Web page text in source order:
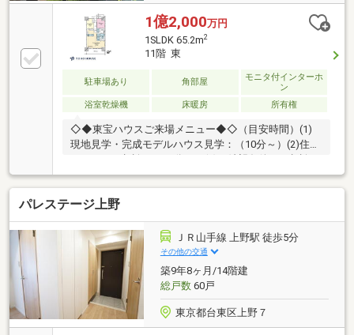
1億2,000万円
1SLDK 65.2m2
11階 東
駐車場あり 角部屋
モニタ付インターホ
ン
浴室乾燥機
床暖房 所有権
◇◆東宝ハウスご来場メニュー◆◇（目安時間）(1)
現地見学・完成モデルハウス見学：（10分～）(2)住宅
（15分～）～【今のお客様のご状況をお聞かせくださ
い】～◆新しいお家で○○○を叶えたい！◆毎月支払う
住居費って自分達はいくらなら大丈夫かな。。◆歳を
重ねてもずっと安心して暮らせる場所がいい！◆購入
はしたいけど、手続きとか税金とか色々心配。。期待
も大きい反面、悩みや不安も多いと思います。お客様
と一緒にたくさん悩んできた私達なので、なにか1つ
でも良いアドバイスができたらと思っています。是非
ご相談ください。
パレステージ上野
ＪＲ山手線 上野駅 徒歩5分
その他の交通
築9年8ヶ月/14階建
総戸数60戸
東京都台東区上野７